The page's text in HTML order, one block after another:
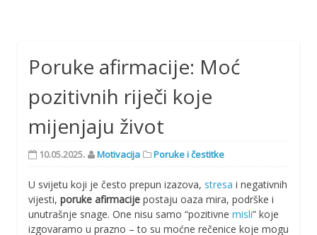
Poruke afirmacije: Moć
pozitivnih riječi koje
mijenjaju život
10.05.2025. Motivacija Poruke i čestitke
U svijetu koji je često prepun izazova, stresa i negativnih
vijesti, poruke afirmacije postaju oaza mira, podrške i
unutrašnje snage. One nisu samo “pozitivne misli” koje
izgovaramo u prazno – to su moćne rečenice koje mogu